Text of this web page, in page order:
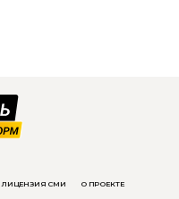
ЛИЦЕНЗИЯ СМИ О ПРОЕКТЕ